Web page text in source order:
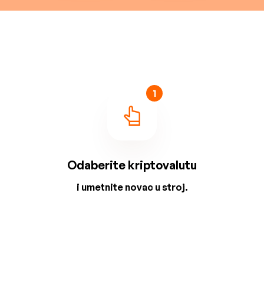
1
Odaberite kriptovalutu
i umetnite novac u stroj.